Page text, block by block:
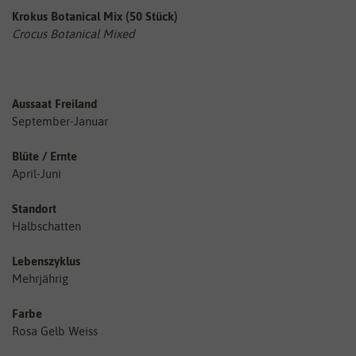
Krokus Botanical Mix (50 Stück)
Crocus Botanical Mixed
Aussaat Freiland
September-Januar
Blüte / Ernte
April-Juni
Standort
Halbschatten
Lebenszyklus
Mehrjährig
Farbe
Rosa Gelb Weiss